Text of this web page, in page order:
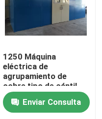
1250 Máquina
eléctrica de
agrupamiento de
cobre tipo de cántil
tipo de cable máquina
de agrupamiento de
torsión única
Enviar Consulta